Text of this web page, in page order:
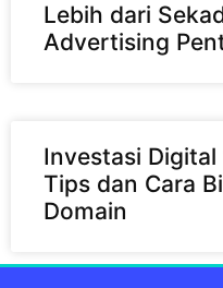
Lebih dari
Advertising
Investasi
Tips dan Cara
Domain